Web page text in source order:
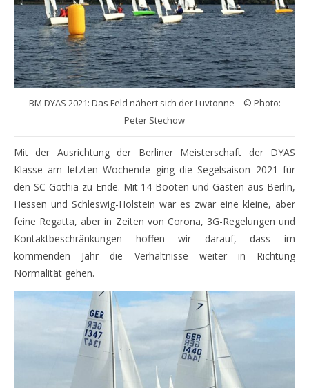
BM DYAS 2021: Das Feld nähert sich der Luvtonne – © Photo:
Peter Stechow
Mit der Ausrichtung der Berliner Meisterschaft der DYAS
Klasse am letzten Wochende ging die Segelsaison 2021 für
den SC Gothia zu Ende. Mit 14 Booten und Gästen aus Berlin,
Hessen und Schleswig-Holstein war es zwar eine kleine, aber
feine Regatta, aber in Zeiten von Corona, 3G-Regelungen und
Kontaktbeschränkungen hoffen wir darauf, dass im
kommenden Jahr die Verhältnisse weiter in Richtung
Normalität gehen.